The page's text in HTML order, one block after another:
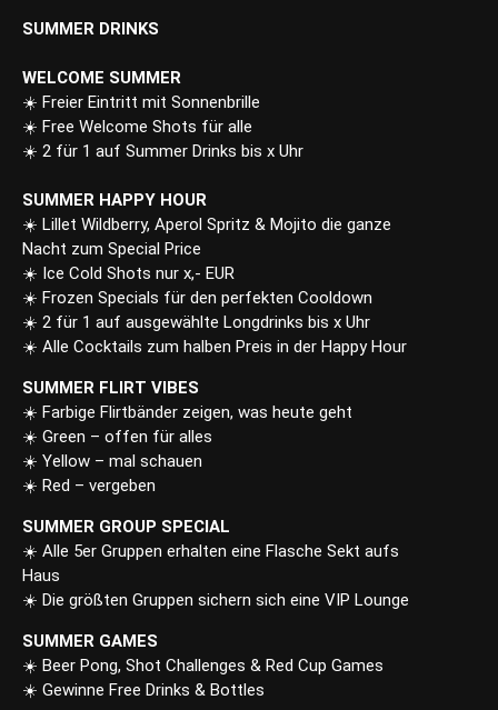
SUMMER DRINKS
WELCOME SUMMER
☀️ Freier Eintritt mit Sonnenbrille
☀️ Free Welcome Shots für alle
☀️ 2 für 1 auf Summer Drinks bis x Uhr
SUMMER HAPPY HOUR
☀️ Lillet Wildberry, Aperol Spritz & Mojito die ganze
Nacht zum Special Price
☀️ Ice Cold Shots nur x,- EUR
☀️ Frozen Specials für den perfekten Cooldown
☀️ 2 für 1 auf ausgewählte Longdrinks bis x Uhr
☀️ Alle Cocktails zum halben Preis in der Happy Hour
SUMMER FLIRT VIBES
☀️ Farbige Flirtbänder zeigen, was heute geht
☀️ Green – offen für alles
☀️ Yellow – mal schauen
☀️ Red – vergeben
SUMMER GROUP SPECIAL
☀️ Alle 5er Gruppen erhalten eine Flasche Sekt aufs
Haus
☀️ Die größten Gruppen sichern sich eine VIP Lounge
SUMMER GAMES
☀️ Beer Pong, Shot Challenges & Red Cup Games
☀️ Gewinne Free Drinks & Bottles